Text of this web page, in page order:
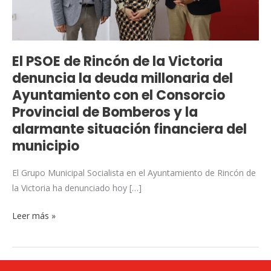
El PSOE de Rincón de la Victoria
denuncia la deuda millonaria del
Ayuntamiento con el Consorcio
Provincial de Bomberos y la
alarmante situación financiera del
municipio
El Grupo Municipal Socialista en el Ayuntamiento de Rincón de
la Victoria ha denunciado hoy […]
la
deuda
millonaria
del
Ayuntamiento
con
el
Consorcio
Provincial
Bomberos
y
alarmante
financiera
Leer más »